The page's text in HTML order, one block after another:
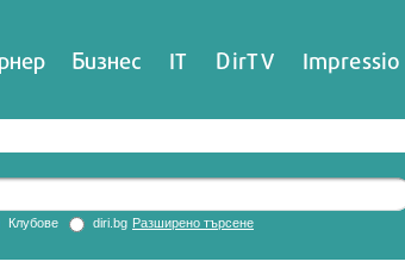
Бизнес IT DirTV Impressio
Клубове diri.bg Разширено търсене